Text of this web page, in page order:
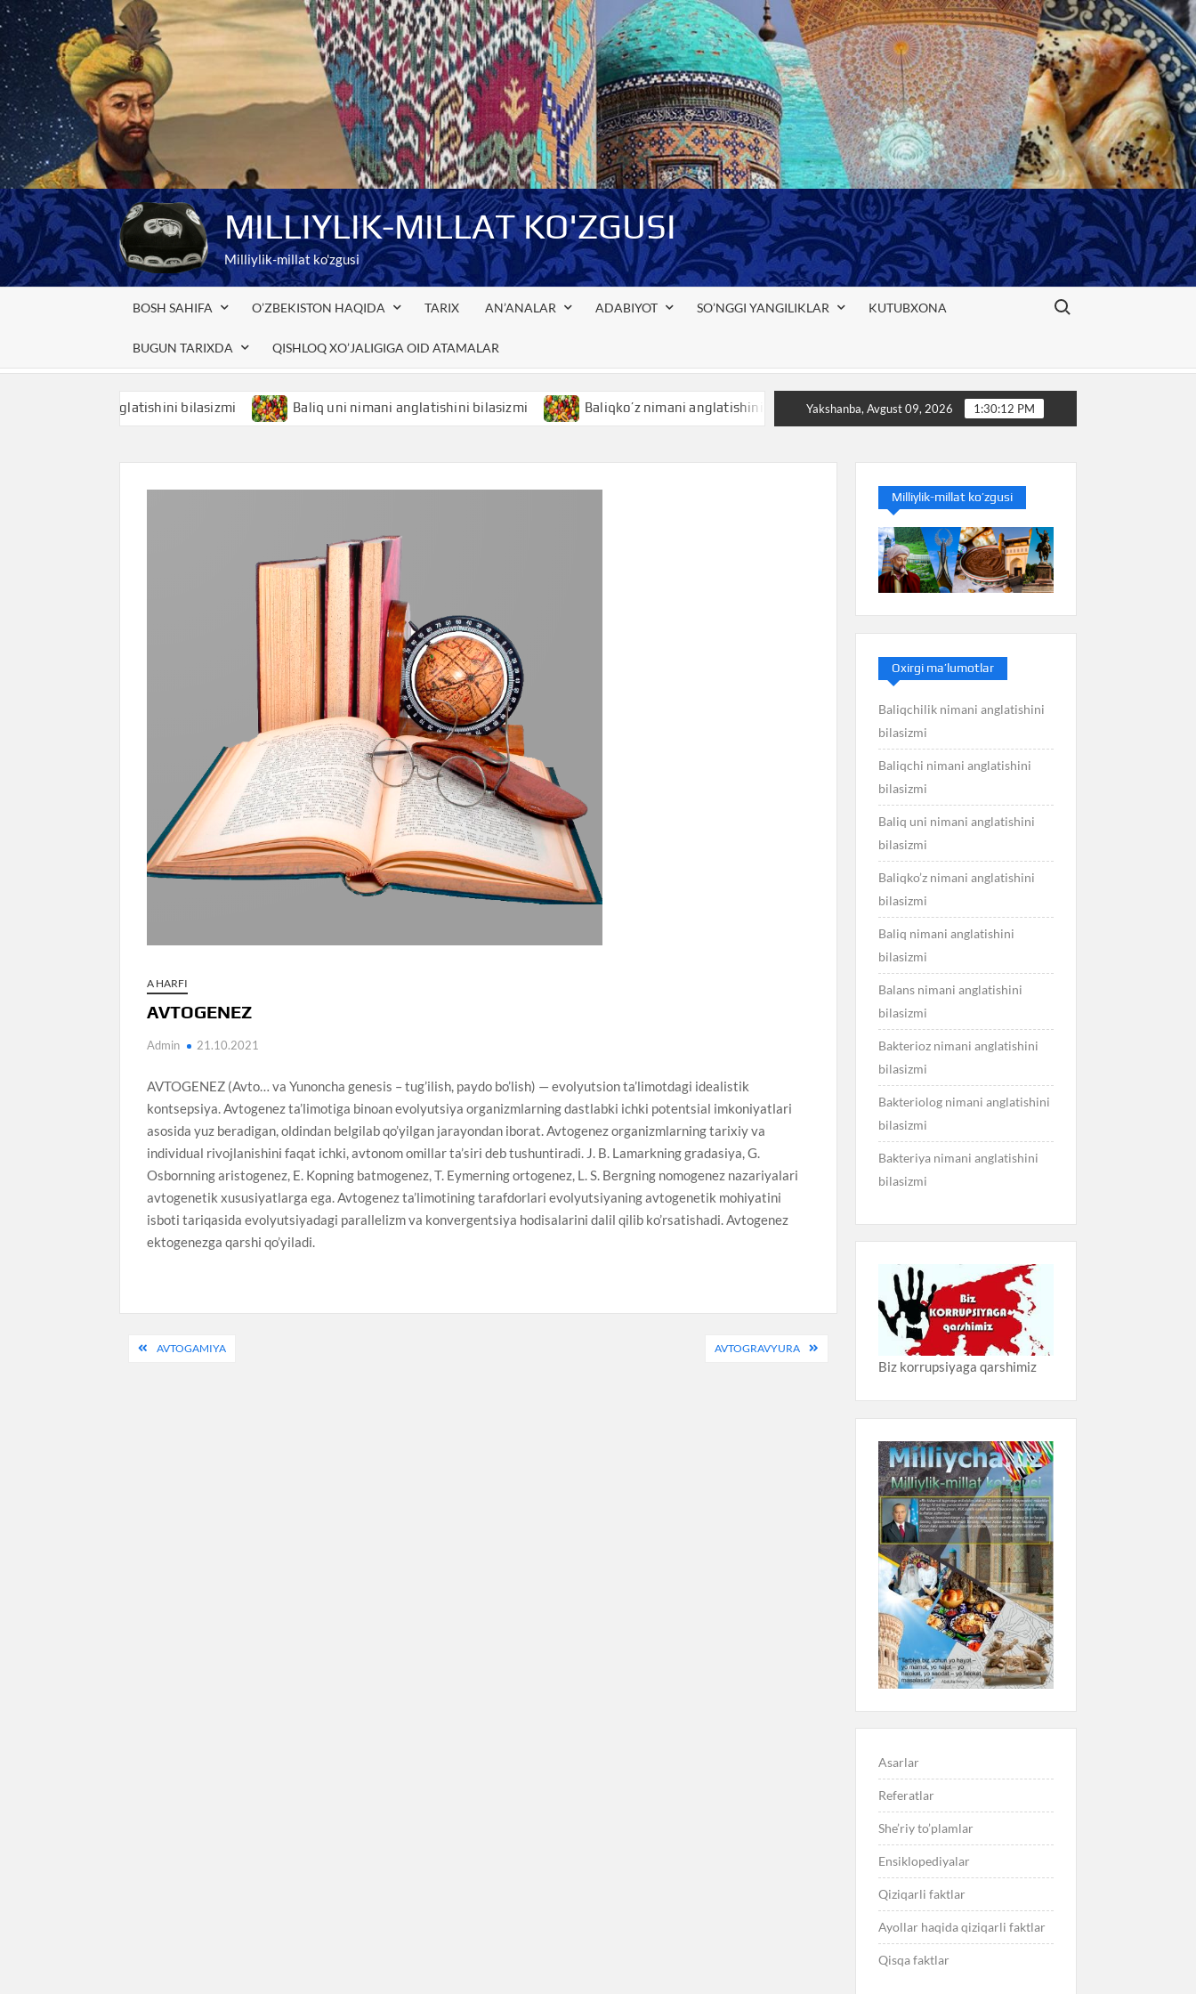
Skip
to
content
MILLIYLIK-MILLAT KO'ZGUSI
Milliylik-millat ko'zgusi
BOSH SAHIFA O’ZBEKISTON HAQIDA TARIX AN’ANALAR ADABIYOT SO’NGGI YANGILIKLAR KUTUBXONA
BUGUN TARIXDA QISHLOQ XO’JALIGIGA OID ATAMALAR
Search for:
anglatishini bilasizmi Baliq uni nimani anglatishini bilasizmi Baliqko’z nimani anglatishini bilasizmi Baliq nimani anglatishini bilasizmi
Yakshanba, Avgust 09, 2026 1:30:13 PM
A HARFI
AVTOGENEZ
Admin 21.10.2021
AVTOGENEZ (Avto… va Yunoncha genesis – tug’ilish, paydo bo’lish) — evolyutsion ta’limotdagi idealistik
kontsepsiya. Avtogenez ta’limotiga binoan evolyutsiya organizmlarning dastlabki ichki potentsial imkoniyatlari
asosida yuz beradigan, oldindan belgilab qo’yilgan jarayondan iborat. Avtogenez organizmlarning tarixiy va
individual rivojlanishini faqat ichki, avtonom omillar ta’siri deb tushuntiradi. J. B. Lamarkning gradasiya, G.
Osbornning aristogenez, E. Kopning batmogenez, T. Eymerning ortogenez, L. S. Bergning nomogenez nazariyalari
avtogenetik xususiyatlarga ega. Avtogenez ta’limotining tarafdorlari evolyutsiyaning avtogenetik mohiyatini
isboti tariqasida evolyutsiyadagi parallelizm va konvergentsiya hodisalarini dalil qilib ko’rsatishadi. Avtogenez
ektogenezga qarshi qo’yiladi.
PostAVTOGAMIYA AVTOGRAVYURA
Milliylik-millat ko’zgusi
Oxirgi ma’lumotlar
Baliqchilik nimani anglatishini
bilasizmi
Baliqchi nimani anglatishini
bilasizmi
Baliq uni nimani anglatishini
bilasizmi
Baliqko’z nimani anglatishini
bilasizmi
Baliq nimani anglatishini
bilasizmi
Balans nimani anglatishini
bilasizmi
Bakterioz nimani anglatishini
bilasizmi
Bakteriolog nimani anglatishini
bilasizmi
Bakteriya nimani anglatishini
bilasizmi
Biz korrupsiyaga qarshimiz
Asarlar
Referatlar
She’riy to’plamlar
Ensiklopediyalar
Qiziqarli faktlar
Ayollar haqida qiziqarli faktlar
Qisqa faktlar